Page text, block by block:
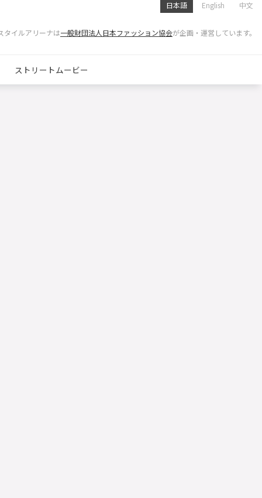
日本語 English 中文
タイルアリーナは一般財団法人日本ファッション協会が企画・運営しています。
ストリートムービー